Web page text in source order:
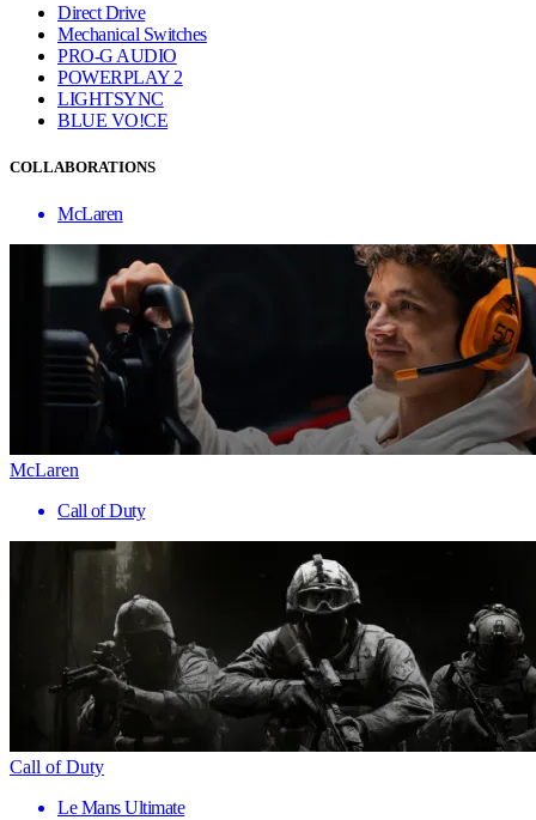
Direct Drive
Mechanical Switches
PRO-G AUDIO
POWERPLAY 2
LIGHTSYNC
BLUE VO!CE
COLLABORATIONS
McLaren
McLaren
Call of Duty
Call of Duty
Le Mans Ultimate